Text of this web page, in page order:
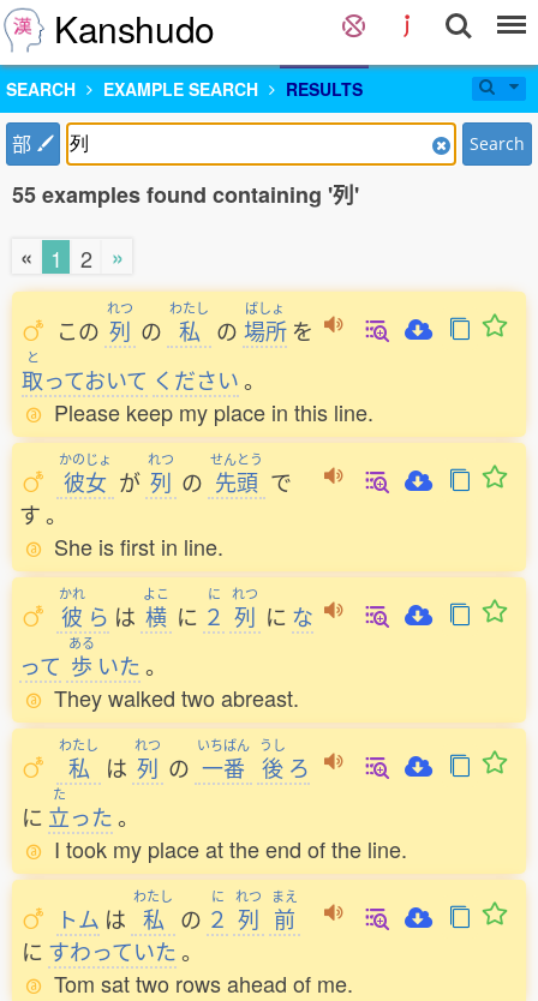
Kanshudo
SEARCH EXAMPLE SEARCH RESULTS
部 Search
55 examples found containing '列'
« 1 2 »
この
れつ
列 の
わたし
私 の
ばしょ
場所 を
と
取っておいて ください。
Please keep my place in this line.
かのじょ
彼女 が
れつ
列 の
せんとう
先頭 で
す。
She is first in line.
かれ
彼 ら は
よこ
横 に
に
２
れつ
列 に な
って
ある
歩 いた。
They walked two abreast.
わたし
私 は
れつ
列 の
いちばん
一番
うし
後 ろ
に
た
立った。
I took my place at the end of the line.
トム は
わたし
私 の
に
２
れつ
列
まえ
前
に すわっていた。
Tom sat two rows ahead of me.